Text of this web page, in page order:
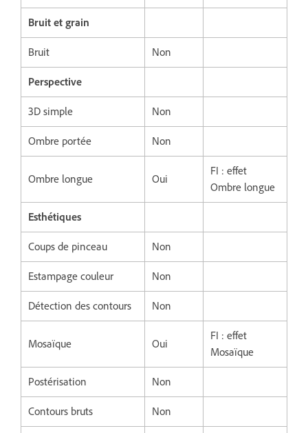
Bruit et grain
Bruit Non
Perspective
3D simple Non
Ombre portée Non
Ombre longue Oui
FI : effet
Ombre longue
Esthétiques
Coups de pinceau Non
Estampage couleur Non
Détection des contours Non
Mosaïque Oui
FI : effet
Mosaïque
Postérisation Non
Contours bruts Non